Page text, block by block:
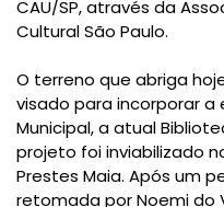
CAU/SP, através da
Cultural São Paulo.
O terreno que abriga
visado para incorporar
Municipal,aatual
projeto foi inviabilizado
Prestes Maia. Após um
retomada por Noemi do